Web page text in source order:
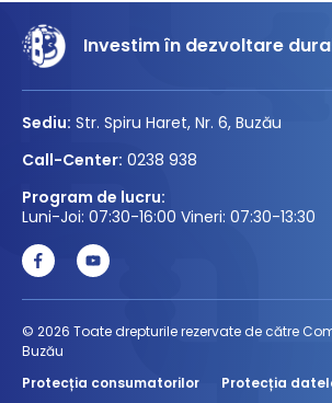
Investim în dezvoltare
Sediu: Str. Spiru Haret, Nr. 6, Buzău
Call-Center: 0238 938
Program de lucru:
Luni-Joi: 07:30-16:00 Vineri: 07:30-13:30
© 2026 Toate drepturile rezervate de către
Buzău
Protecția consumatorilor
Protecția